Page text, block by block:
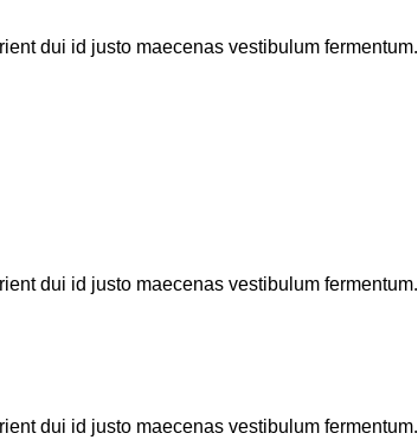
dui id justo maecenas vestibulum fermentum.
dui id justo maecenas vestibulum fermentum.
dui id justo maecenas vestibulum fermentum.